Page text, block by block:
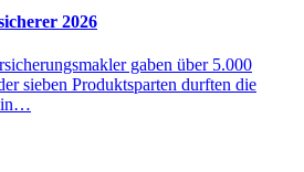
2026
gaben über 5.000
sieben Produktsparten durften die